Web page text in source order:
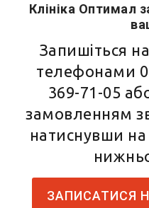
Клініка Оптимал
Запишіться
телефонами
369-71-05
замовленням
натиснувши
ЗАПИСАТИСЯ